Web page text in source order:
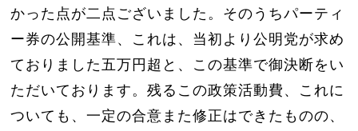
かった点が二点ございました。そのうちパーティ
ー券の公開基準、これは、当初より公明党が求め
ておりました五万円超と、この基準で御決断をい
ただいております。残るこの政策活動費、これに
ついても、一定の合意また修正はできたものの、